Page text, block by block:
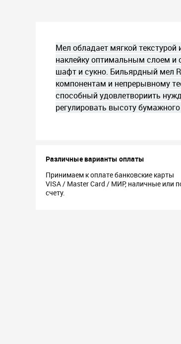
Мел обладает мягкой
наклейку оптимальным слоем и
шафт и сукно. Бильярдный мел
компонентам и непрерывному
способный удовлетвориить
регулировать высоту
Различные варианты оплаты
Принимаем к оплате банковские карты
VISA / Master Card / МИР, наличные или
счету.